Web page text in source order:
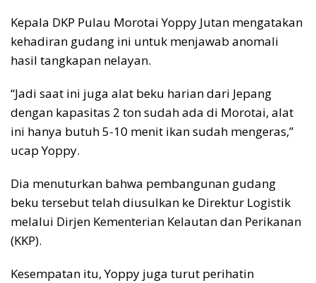
Kepala DKP Pulau Morotai Yoppy Jutan mengatakan
kehadiran gudang ini untuk menjawab anomali
hasil tangkapan nelayan.
“Jadi saat ini juga alat beku harian dari Jepang
dengan kapasitas 2 ton sudah ada di Morotai, alat
ini hanya butuh 5-10 menit ikan sudah mengeras,”
ucap Yoppy.
Dia menuturkan bahwa pembangunan gudang
beku tersebut telah diusulkan ke Direktur Logistik
melalui Dirjen Kementerian Kelautan dan Perikanan
(KKP).
Kesempatan itu, Yoppy juga turut perihatin